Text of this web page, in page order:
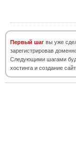
Первый шаг вы уже
зарегистрировав
Следующими шагами
хостинга и создание